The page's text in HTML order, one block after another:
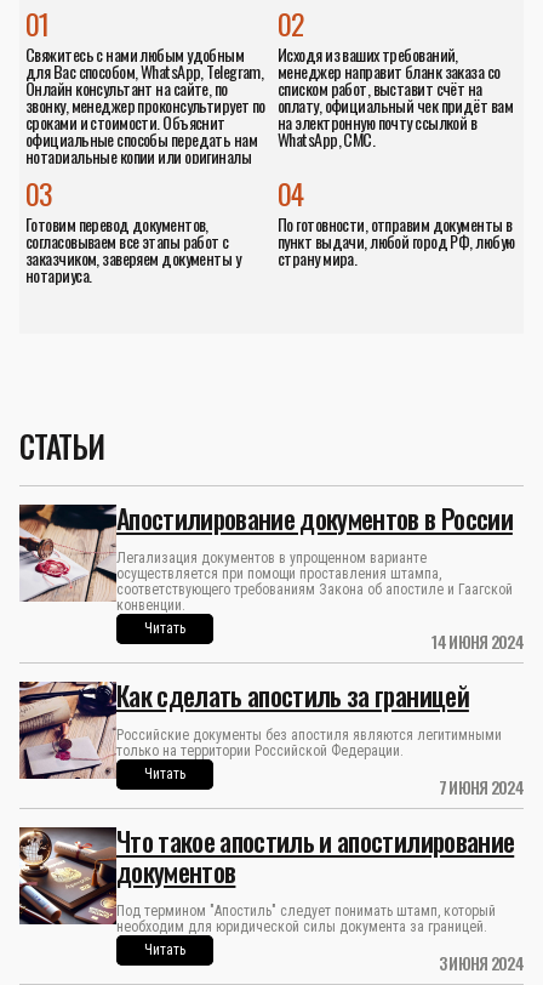
01
Свяжитесь с нами любым удобным
для Вас способом, WhatsApp, Telegram,
Онлайн консультант на сайте, по
звонку, менеджер проконсультирует по
сроками и стоимости. Объяснит
официальные способы передать нам
нотариальные копии или оригиналы
02
Исходя из ваших требований,
менеджер направит бланк заказа со
списком работ, выставит счёт на
оплату, официальный чек придёт вам
на электронную почту ссылкой в
WhatsApp, СМС.
04
По готовности, отправим документы в
пункт выдачи, любой город РФ, любую
страну мира.
03
Готовим перевод документов,
согласовываем все этапы работ с
заказчиком, заверяем документы у
нотариуса.
СТАТЬИ
14 ИЮНЯ 2024
Апостилирование документов в России
Легализация документов в упрощенном варианте
осуществляется при помощи проставления штампа,
соответствующего требованиям Закона об апостиле и Гаагской
конвенции.
Читать
7 ИЮНЯ 2024
Как сделать апостиль за границей
Российские документы без апостиля являются легитимными
только на территории Российской Федерации.
Читать
3 ИЮНЯ 2024
Что такое апостиль и апостилирование
документов
Под термином "Апостиль" следует понимать штамп, который
необходим для юридической силы документа за границей.
Читать